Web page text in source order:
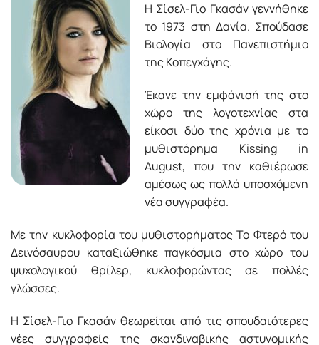
Η Σίσελ-Γιο Γκασάν γεννήθηκε
το 1973 στη Δανία. Σπούδασε
Βιολογία στο Πανεπιστήμιο
της Κοπεγχάγης.
Έκανε την εμφάνισή της στο
χώρο της λογοτεχνίας στα
είκοσι δύο της χρόνια με το
μυθιστόρημα Kissing in
August, που την καθιέρωσε
αμέσως ως πολλά υποσχόμενη
νέα συγγραφέα.
Με την κυκλοφορία του μυθιστορήματος Το Φτερό του
Δεινόσαυρου καταξιώθηκε παγκόσμια στο χώρο του
ψυχολογικού θρίλερ, κυκλοφορώντας σε πολλές
γλώσσες.
Η Σίσελ-Γιο Γκασάν θεωρείται από τις σπουδαιότερες
νέες συγγραφείς της σκανδιναβικής αστυνομικής